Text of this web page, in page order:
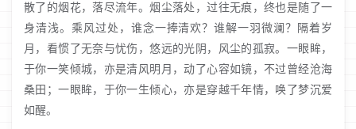
散了的烟花，落尽流年。烟尘落处，过往无痕，终也是随了一
身清浅。乘风过处，谁念一捧清欢？谁解一羽微澜？隔着岁
月，看惯了无奈与忧伤，悠远的光阴，风尘的孤寂。一眼眸，
于你一笑倾城，亦是清风明月，动了心容如镜，不过曾经沧海
桑田；一眼眸，于你一生倾心，亦是穿越千年情，唤了梦沉爱
如醒。